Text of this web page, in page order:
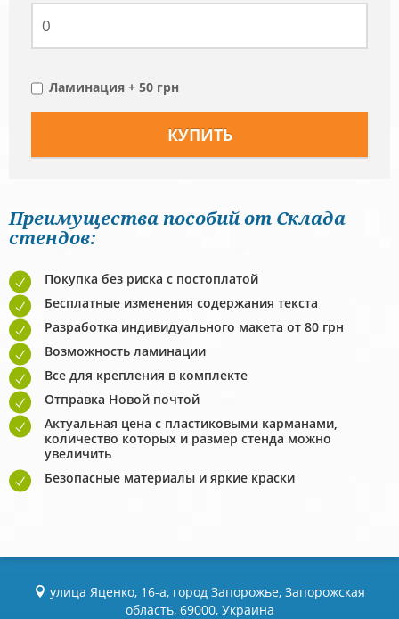
Ламинация + 50 грн
Преимущества пособий от Склада
стендов:
Покупка без риска с постоплатой
Бесплатные изменения содержания текста
Разработка индивидуального макета от 80 грн
Возможность ламинации
Все для крепления в комплекте
Отправка Новой почтой
Актуальная цена с пластиковыми карманами,
количество которых и размер стенда можно
увеличить
Безопасные материалы и яркие краски
улица Яценко, 16-а, город Запорожье, Запорожская
область, 69000, Украина